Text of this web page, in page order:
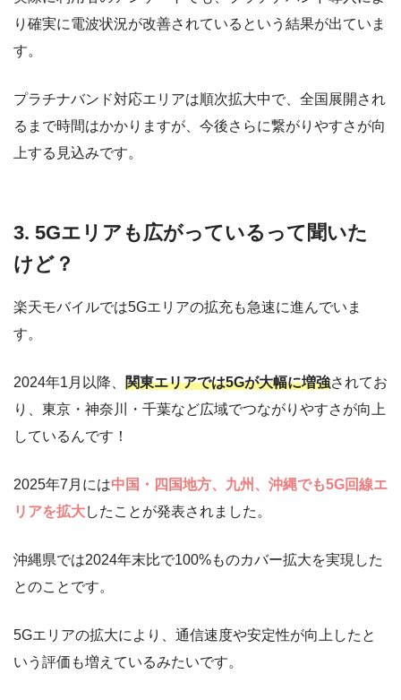
り確実に電波状況が改善されているという結果が出ていま
す。
プラチナバンド対応エリアは順次拡大中で、全国展開され
るまで時間はかかりますが、今後さらに繋がりやすさが向
上する見込みです。
3. 5Gエリアも広がっているって聞いた
けど？
楽天モバイルでは5Gエリアの拡充も急速に進んでいま
す。
2024年1月以降、 関東エリアでは5Gが大幅に増強されてお
り、東京・神奈川・千葉など広域でつながりやすさが向上
しているんです！
2025年7月には中国・四国地方、九州、沖縄でも5G回線エ
リアを拡大したことが発表されました。
沖縄県では2024年末比で100%ものカバー拡大を実現した
とのことです。
5Gエリアの拡大により、通信速度や安定性が向上したと
いう評価も増えているみたいです。